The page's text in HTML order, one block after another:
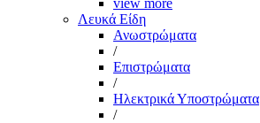
view more
Λευκά Είδη
Ανωστρώματα
/
Επιστρώματα
/
Ηλεκτρικά Υποστρώματα
/